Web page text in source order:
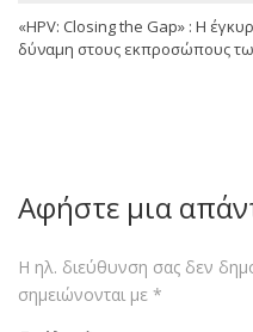
«HPV: Closing the Gap» : Η
δύναμη στους εκπροσώπους
Αφήστε μια
Η ηλ. διεύθυνση σας δεν
σημειώνονται με *